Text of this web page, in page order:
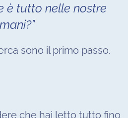
è tutto nelle nostre
mani?”
sono il primo passo.
che hai letto tutto fino